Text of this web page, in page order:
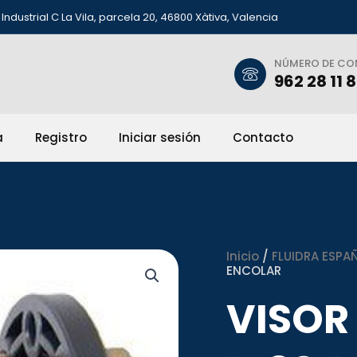
C La Vila, parcela 20, 46800 Xàtiva, Valencia
NÚMERO DE
962 28 11
Registro Iniciar sesión Contacto
Inicio / FLUIDRA
ENCOLAR